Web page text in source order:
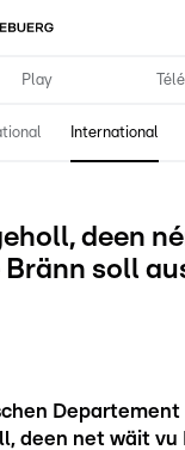
Play Télé
International
deen
soll
deen net wäit vu